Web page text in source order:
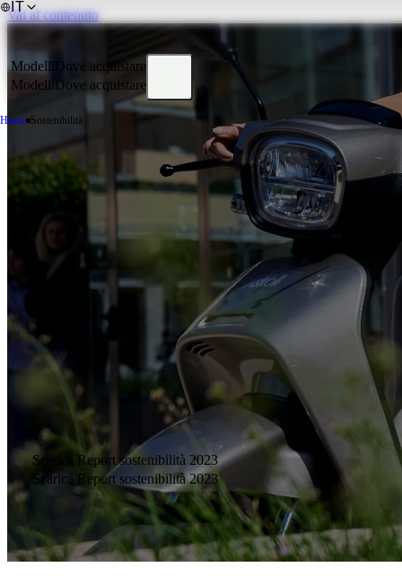
Vai al contenuto
IT
Modelli
Modelli
Dove acquistare
Dove acquistare
Home Sostenibilità
Scarica Report sostenibilità 2023
Scarica Report sostenibilità 2023